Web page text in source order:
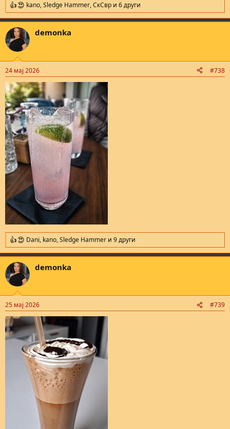
R
e
a
c
t
i
s
:
kano,Sledge Hammer,СкСвр и 6 други
demonka
24 мај 2026 #738
R
e
a
c
t
i
s
:
Dani, kano,Sledge Hammer и 9 други
demonka
25 мај 2026 #739